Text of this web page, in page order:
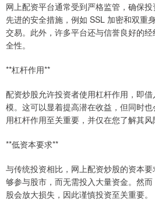
网上配资平台通常受到严格监管，确保
先进的安全措施，例如 SSL 加密和双重
交易。此外，许多平台还与信誉良好的
全性。
**杠杆作用**
配资炒股允许投资者使用杠杆作用，即
模。这可以显着提高潜在收益，但同时
用杠杆作用至关重要，并仅在您了解其风
**低资本要求**
与传统投资相比，网上配资炒股的资本
够参与股市，而无需投入大量资金。然
股会放大损失，因此谨慎投资至关重要。